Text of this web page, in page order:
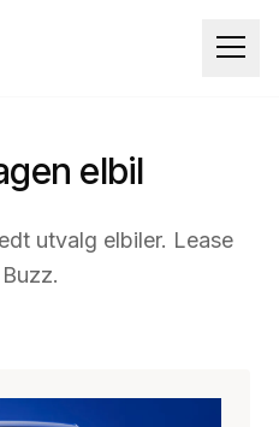
elbil
utvalg elbiler. Lease